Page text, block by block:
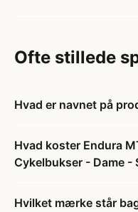
Ofte stillede
Hvad er navnet på
Hvad koster Endura
Cykelbukser - Dame -
Hvilket mærke står